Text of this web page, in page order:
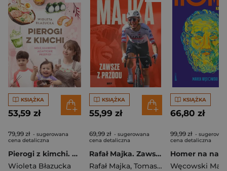
KSIĄŻKA
53,59 zł
79,99 zł - sugerowana
cena detaliczna
Pierogi z kimchi. Moje ulubione azjatyckie przepisy
Wioleta Błazucka
KSIĄŻKA
55,99 zł
69,99 zł - sugerowana
cena detaliczna
Rafał Majka. Zawsze z przodu. Rozmawia Tomasz Kalemba - książka z autografem
Rafał Majka, Tomasz Kalemba
KSIĄŻKA
66,80 zł
99,99 zł -
cena detaliczna
Węcowski